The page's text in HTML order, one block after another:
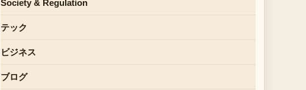
Society & Regulation
テック
ビジネス
ブログ